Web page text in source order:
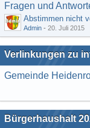
Fragen und
Abstimmen nicht
Admin - 20. Juli 2015
Verlinkungen zu
Gemeinde
Bürgerhaushalt